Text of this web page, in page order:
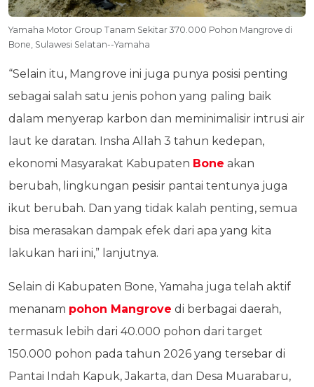
Yamaha Motor Group Tanam Sekitar 370.000 Pohon Mangrove di
Bone, Sulawesi Selatan--Yamaha
“Selain itu, Mangrove ini juga punya posisi penting
sebagai salah satu jenis pohon yang paling baik
dalam menyerap karbon dan meminimalisir intrusi air
laut ke daratan. Insha Allah 3 tahun kedepan,
ekonomi Masyarakat Kabupaten Bone akan
berubah, lingkungan pesisir pantai tentunya juga
ikut berubah. Dan yang tidak kalah penting, semua
bisa merasakan dampak efek dari apa yang kita
lakukan hari ini,” lanjutnya.
Selain di Kabupaten Bone, Yamaha juga telah aktif
menanam pohon Mangrove di berbagai daerah,
termasuk lebih dari 40.000 pohon dari target
150.000 pohon pada tahun 2026 yang tersebar di
Pantai Indah Kapuk, Jakarta, dan Desa Muarabaru,